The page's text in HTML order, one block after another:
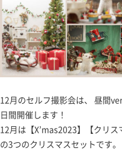
12月のセルフ撮影会は、 昼間
日間開催します！
12月は【X’mas2023】【クリス
の3つのクリスマスセットです。